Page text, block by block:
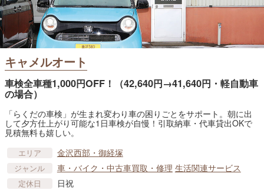
キャメルオート
車検全車種1,000円OFF！（42,640円→41,640円・軽自動車
の場合）
「らくだの車検」が生まれ変わり車の困りごとをサポート。朝に出
して夕方仕上がり可能な1日車検が自慢！引取納車・代車貸出OKで
見積無料も嬉しい。
エリア 金沢西部・御経塚
ジャンル 車​・バイク・中古車買取・修理 生活関連サービス
定休日 日祝